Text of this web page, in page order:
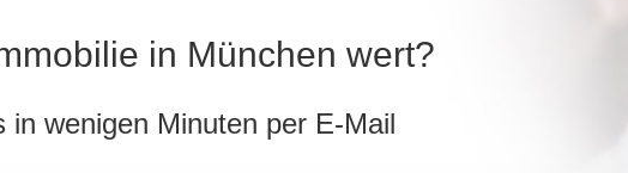
in München wert?
in wenigen Minuten per E-Mail